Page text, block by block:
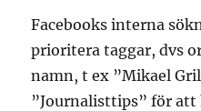
Facebooks interna
prioritera taggar, dvs
namn, t ex ”Mikael
”Journalisttips” för